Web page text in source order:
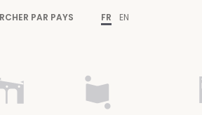
PAR PAYS FR EN